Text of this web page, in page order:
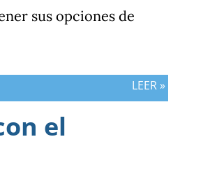
sus opciones de
LEER »
el